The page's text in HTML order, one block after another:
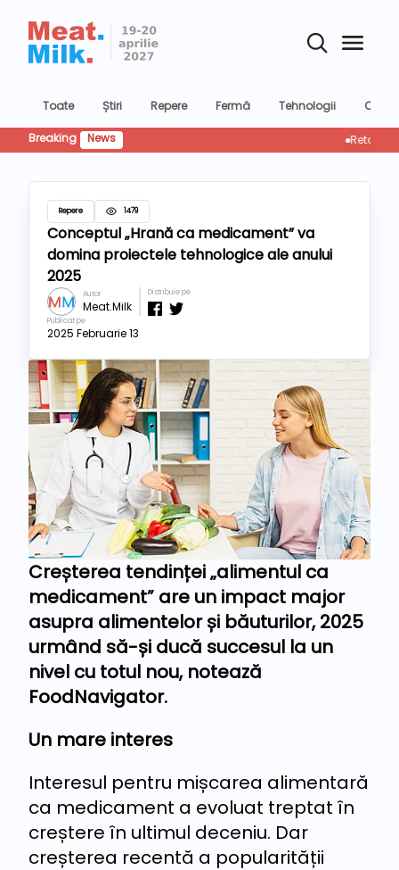
Toate Știri Repere Fermă Tehnologii
Breaking News Retailul
Repere 1479
Conceptul „Hrană ca medicament” va
domina proiectele tehnologice ale anului
2025
Autor
Meat.Milk
Distribuie pe
Publicat pe
2025 Februarie 13
Creșterea tendinței „alimentul ca
medicament” are un impact major
asupra alimentelor și băuturilor, 2025
urmând să-și ducă succesul la un
nivel cu totul nou, notează
FoodNavigator.
Un mare interes
Interesul pentru mișcarea alimentară
ca medicament a evoluat treptat în
creștere în ultimul deceniu. Dar
creșterea recentă a popularității